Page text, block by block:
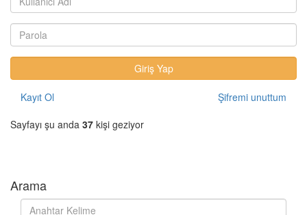
Kayıt Ol
Şifremi unuttum
Sayfayı şu anda 37 kişi geziyor
Arama